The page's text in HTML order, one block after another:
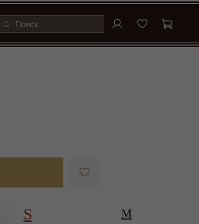
S M